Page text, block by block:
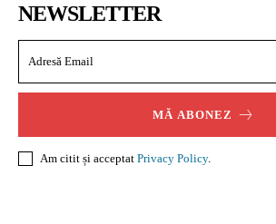
NEWSLETTER
MĂ ABONEZ
Am citit și acceptat Privacy Policy.